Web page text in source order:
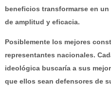
beneficios transformarse en
de amplitud y eficacia.
Posiblemente los mejores
representantes nacionales.
ideológica buscaría a sus
que ellos sean defensores de